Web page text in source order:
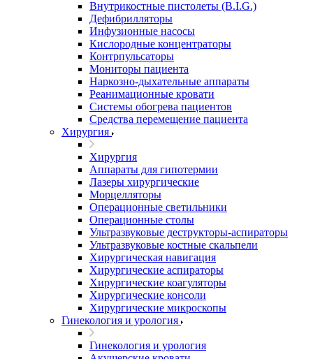
Внутрикостные пистолеты (B.I.G.)
Дефибрилляторы
Инфузионные насосы
Кислородные концентраторы
Контрпульсаторы
Мониторы пациента
Наркозно-дыхательные аппараты
Реанимационные кровати
Системы обогрева пациентов
Средства перемещение пациента
Хирургия
Хирургия
Аппараты для гипотермии
Лазеры хирургические
Морцелляторы
Операционные светильники
Операционные столы
Ультразвуковые деструкторы-аспираторы
Ультразвуковые костные скальпели
Хирургическая навигация
Хирургические аспираторы
Хирургические коагуляторы
Хирургические консоли
Хирургические микроскопы
Гинекология и урология
Гинекология и урология